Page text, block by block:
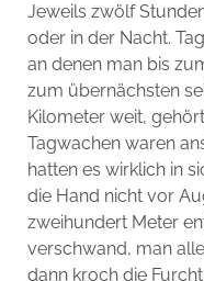
Jeweils zwölf
oder in der Nacht.
an denen man bis
zum übernächsten
Kilometer weit,
Tagwachen waren
hatten es wirklich in
die Hand nicht vor
zweihundert Meter
verschwand, man
dann kroch die